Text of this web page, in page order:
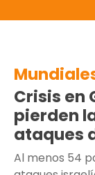
Crisis en
pierden
ataques
Al menos 54